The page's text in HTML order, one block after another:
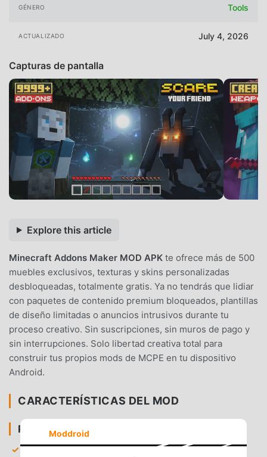
GÉNERO Tools
ACTUALIZADO July 4, 2026
Capturas de pantalla
Explore this article
Minecraft Addons Maker MOD APK te ofrece más de 500
muebles exclusivos, texturas y skins personalizadas
desbloqueadas, totalmente gratis. Ya no tendrás que lidiar
con paquetes de contenido premium bloqueados, plantillas
de diseño limitadas o anuncios intrusivos durante tu
proceso creativo. Sin suscripciones, sin muros de pago y
sin interrupciones. Solo libertad creativa total para
construir tus propios mods de MCPE en tu dispositivo
Android.
CARACTERÍSTICAS DEL MOD
PREMIUM Y ACCESO
Biblioteca de contenido Premium— Acceso al
Moddroid